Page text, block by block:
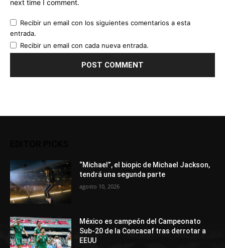
next time I comment.
Recibir un email con los siguientes comentarios a esta
entrada.
Recibir un email con cada nueva entrada.
“Michael”, el biopic de Michael Jackson,
tendrá una segunda parte
agosto 10, 2026
México es campeón del Campeonato
Sub-20 de la Concacaf tras derrotar a
EEUU